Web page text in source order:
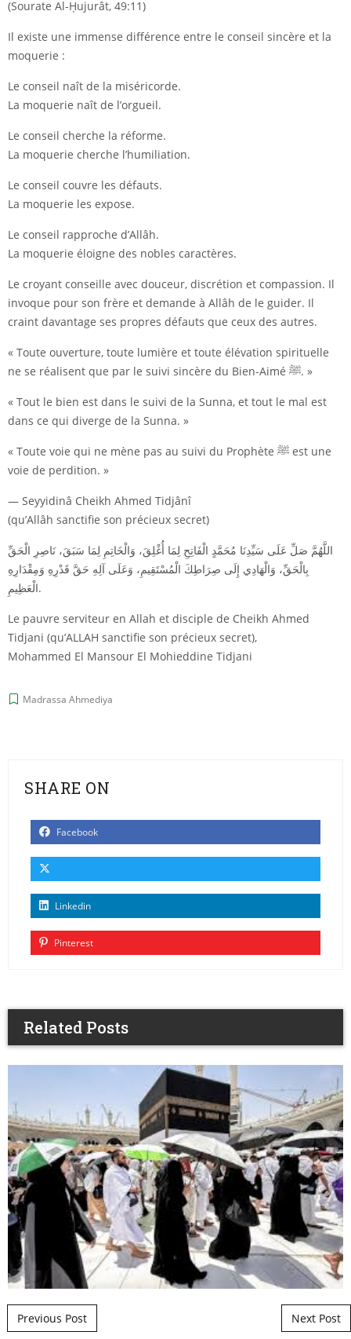
(Sourate Al-Ḥujurât, 49:11)
Il existe une immense différence entre le conseil sincère et la
moquerie :
Le conseil naît de la miséricorde.
La moquerie naît de l’orgueil.
Le conseil cherche la réforme.
La moquerie cherche l’humiliation.
Le conseil couvre les défauts.
La moquerie les expose.
Le conseil rapproche d’Allâh.
La moquerie éloigne des nobles caractères.
Le croyant conseille avec douceur, discrétion et compassion. Il
invoque pour son frère et demande à Allâh de le guider. Il
craint davantage ses propres défauts que ceux des autres.
« Toute ouverture, toute lumière et toute élévation spirituelle
ne se réalisent que par le suivi sincère du Bien-Aimé ﷺ. »
« Tout le bien est dans le suivi de la Sunna, et tout le mal est
dans ce qui diverge de la Sunna. »
« Toute voie qui ne mène pas au suivi du Prophète ﷺ est une
voie de perdition. »
— Seyyidinâ Cheikh Ahmed Tidjânî
(qu’Allâh sanctifie son précieux secret)
اللَّهُمَّ صَلِّ عَلَى سَيِّدِنَا مُحَمَّدٍ الْفَاتِحِ لِمَا أُغْلِقَ، وَالْخَاتِمِ لِمَا سَبَقَ، نَاصِرِ الْحَقِّ
بِالْحَقِّ، وَالْهَادِي إِلَى صِرَاطِكَ الْمُسْتَقِيمِ، وَعَلَى آلِهِ حَقَّ قَدْرِهِ وَمِقْدَارِهِ
الْعَظِيمِ.
Le pauvre serviteur en Allah et disciple de Cheikh Ahmed
Tidjani (qu’ALLAH sanctifie son précieux secret),
Mohammed El Mansour El Mohieddine Tidjani
Madrassa Ahmediya
SHARE ON
Facebook
Linkedin
Pinterest
Related Posts
Post navigation
Previous Post Next Post